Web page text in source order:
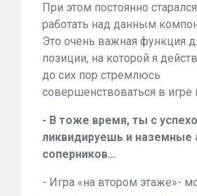
При этом постоянно
работать над данным
Это очень важная функция
позиции, на которой я
до сих пор стремлюсь
совершенствоваться в игре
- В тоже время, ты с
ликвидируешь и наземные
соперников…
- Игра «на втором этаже»-